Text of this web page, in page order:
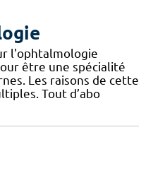
l'ophtalmologie
être une spécialité
Les raisons de cette
Tout d’abo